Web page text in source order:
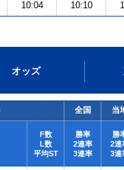
10:04 10:10
オッズ
全国 当
F数
L数
平均ST
勝率
2連率
3連率
勝
2連
3連